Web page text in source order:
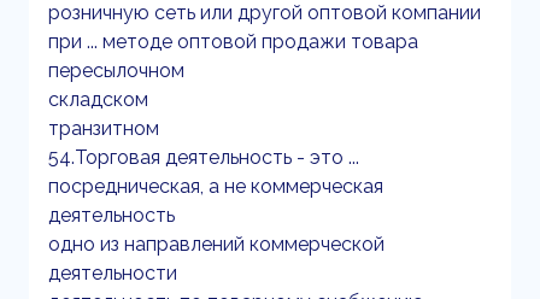
розничную сеть или другой оптовой компании
при ... методе оптовой продажи товара
пересылочном
складском
транзитном
54.Торговая деятельность - это ...
посредническая, а не коммерческая
деятельность
одно из направлений коммерческой
деятельности